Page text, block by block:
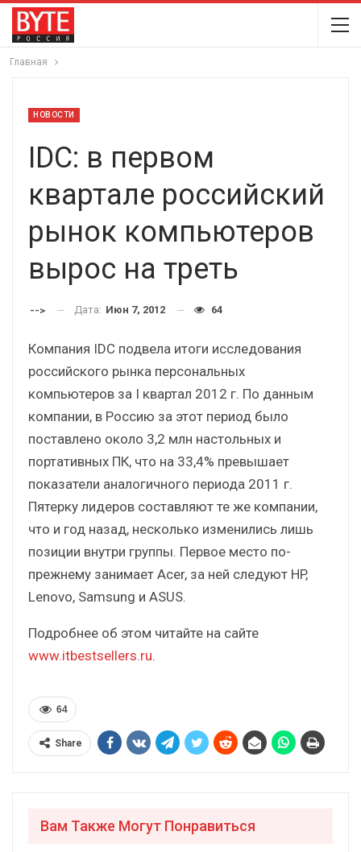
Главная
НОВОСТИ
IDC: в первом
квартале российский
рынок компьютеров
вырос на треть
--> Дата: Июн 7, 2012 64
Компания IDC подвела итоги исследования
российского рынка персональных
компьютеров за I квартал 2012 г. По данным
компании, в Россию за этот период было
поставлено около 3,2 млн настольных и
портативных ПК, что на 33,4% превышает
показатели аналогичного периода 2011 г.
Пятерку лидеров составляют те же компании,
что и год назад, несколько изменились лишь
позиции внутри группы. Первое место по-
прежнему занимает Acer, за ней следуют HP,
Lenovo, Samsung и ASUS.
Подробнее об этом читайте на сайте
www.itbestsellers.ru.
64
Share
Вам Также Могут Понравиться